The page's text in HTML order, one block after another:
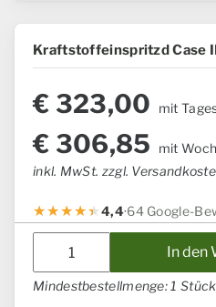
Kraftstoffeinspritzd Case
€ 323,00 mit
€ 306,85
mit
inkl. MwSt. zzgl.
4,4·64 Google-
IH
In den
Mindestbestellmenge: 1 Stück